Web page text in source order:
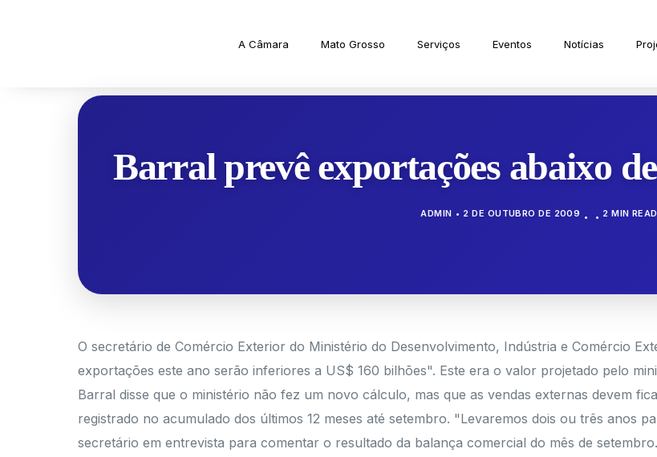
A Câmara Mato Grosso Serviços Eventos Notícias
Barral prevê exportações abaixo
ADMIN 2 DE OUTUBRO DE 2009 2 MIN READ
O secretário de Comércio Exterior do Ministério do Desenvolvimento, Indústria e Comércio
exportações este ano serão inferiores a US$ 160 bilhões". Este era o valor projetado pelo
Barral disse que o ministério não fez um novo cálculo, mas que as vendas externas devem
registrado no acumulado dos últimos 12 meses até setembro. "Levaremos dois ou três anos
secretário em entrevista para comentar o resultado da balança comercial do mês de setembro.